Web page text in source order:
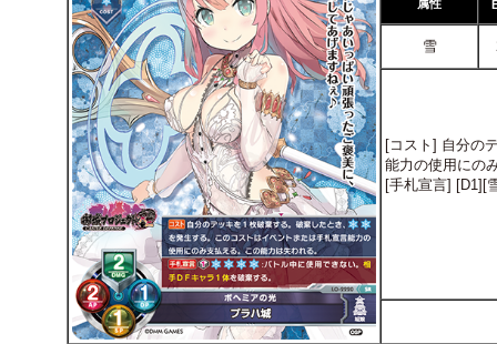
属性
雪
[コスト] 自分の
能力の使用にの
[手札宣言] [D1][